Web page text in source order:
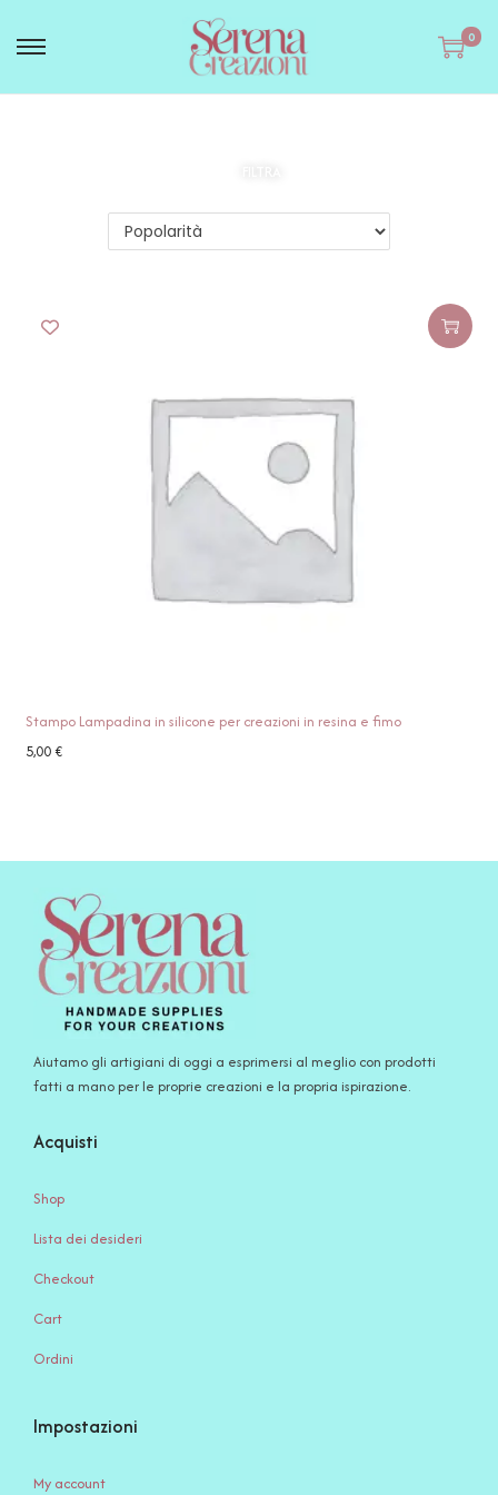
0
Stampo Lampadina in silicone per creazioni in resina e fimo
5,00€
Aiutamo gli artigiani di oggi a esprimersi al meglio con prodotti
fatti a mano per le proprie creazioni e la propria ispirazione.
Acquisti
Shop
Lista dei desideri
Checkout
Cart
Ordini
Impostazioni
My account